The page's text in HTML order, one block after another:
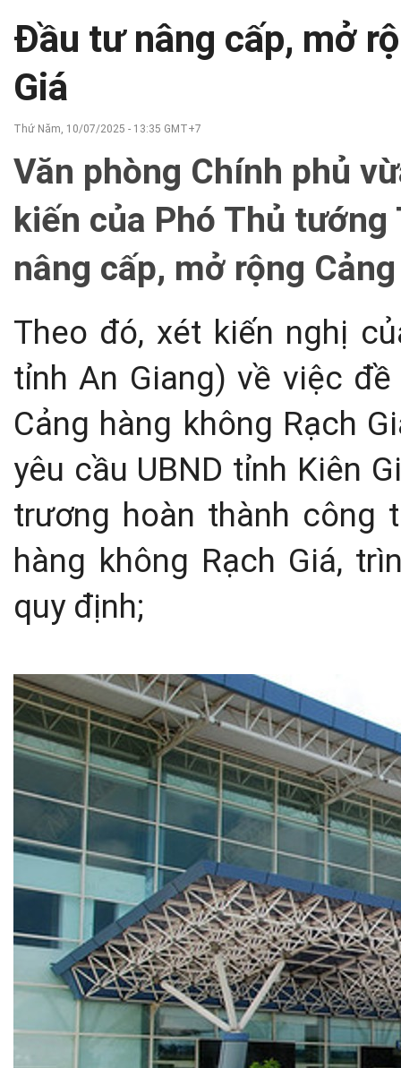
Đầu tư nâng cấp, mở
Giá
Thứ Năm, 10/07/2025 - 13:35 GMT+7
Văn phòng Chính phủ
kiến của Phó Thủ
nâng cấp, mở rộng
Theo đó, xét kiến nghị
tỉnh An Giang) về việc
Cảng hàng không Rạch
yêu cầu UBND tỉnh Kiên
trương hoàn thành công
hàng không Rạch Giá,
quy định;